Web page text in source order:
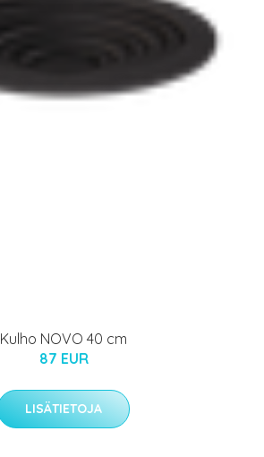
Kulho NOVO 40 cm
87 EUR
LISÄTIETOJA